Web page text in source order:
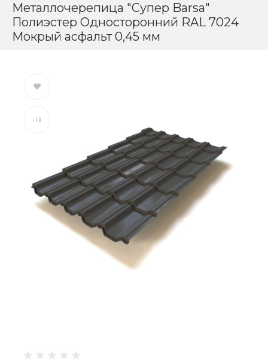
Металлочерепица "Супер Barsa"
Полиэстер Односторонний RAL 7024
Мокрый асфальт 0,45 мм